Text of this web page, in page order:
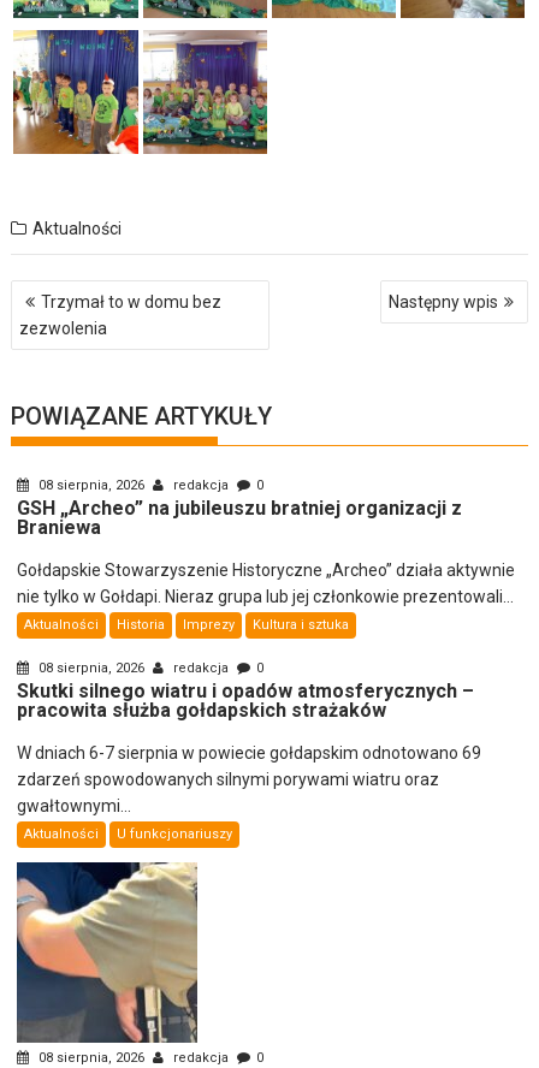
Aktualności
Nawigacja
wpisu
Trzymał to w domu bez
zezwolenia
Następny wpis
POWIĄZANE ARTYKUŁY
08 sierpnia, 2026 redakcja 0
GSH „Archeo” na jubileuszu bratniej organizacji z
Braniewa
Gołdapskie Stowarzyszenie Historyczne „Archeo” działa aktywnie
nie tylko w Gołdapi. Nieraz grupa lub jej członkowie prezentowali...
Aktualności Historia Imprezy Kultura i sztuka
08 sierpnia, 2026 redakcja 0
Skutki silnego wiatru i opadów atmosferycznych –
pracowita służba gołdapskich strażaków
W dniach 6-7 sierpnia w powiecie gołdapskim odnotowano 69
zdarzeń spowodowanych silnymi porywami wiatru oraz
gwałtownymi...
Aktualności U funkcjonariuszy
08 sierpnia, 2026 redakcja 0